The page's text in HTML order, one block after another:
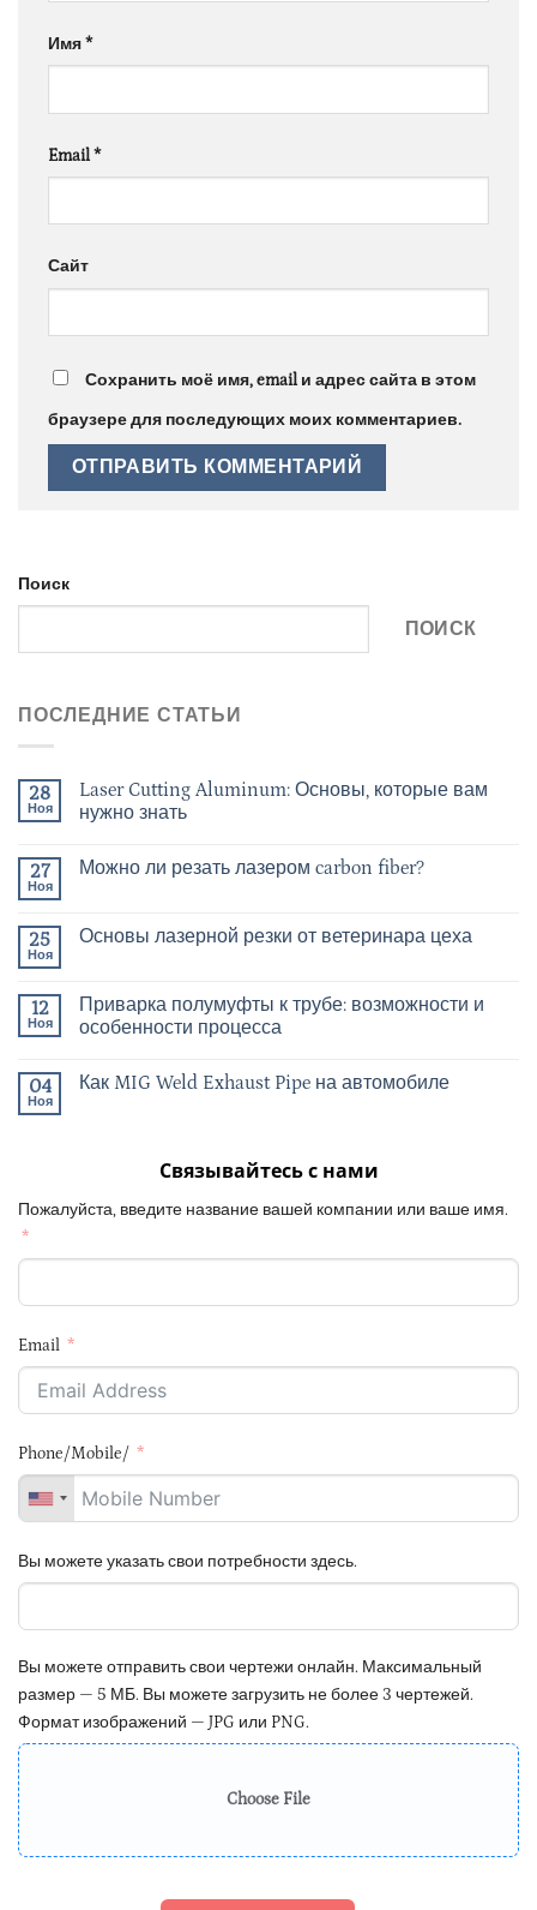
Имя*
Email*
Сайт
Сохранить моё имя, email и адрес сайта в этом
браузере для последующих моих комментариев.
Поиск
ПОИСК
ПОСЛЕДНИЕ СТАТЬИ
28
Ноя
Laser Cutting Aluminum: Основы, которые вам
нужно знать
27
Ноя
Можно ли резать лазером carbon fiber?
25
Ноя
Основы лазерной резки от ветеринара цеха
12
Ноя
Приварка полумуфты к трубе: возможности и
особенности процесса
04
Ноя
Как MIG Weld Exhaust Pipe на автомобиле
Связывайтесь с нами
Пожалуйста, введите название вашей компании или ваше имя.
Email
Phone/Mobile/
Вы можете указать свои потребности здесь.
Вы можете отправить свои чертежи онлайн. Максимальный
размер — 5 МБ. Вы можете загрузить не более 3 чертежей.
Формат изображений — JPG или PNG.
Choose File